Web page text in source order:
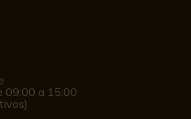
09:00 a 15:00